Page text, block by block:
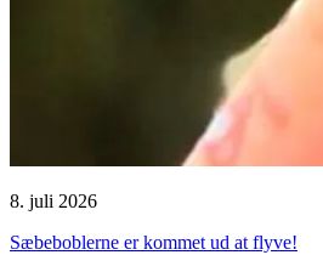
8. juli 2026
Sæbeboblerne er kommet ud at flyve!